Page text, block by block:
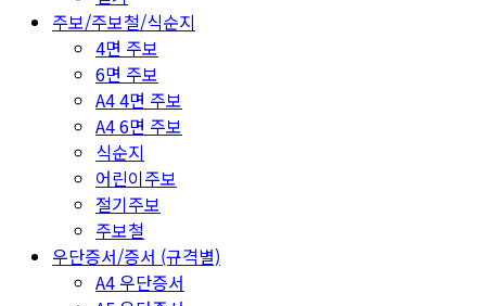
주보/주보철/식순지
4면 주보
6면 주보
A4 4면 주보
A4 6면 주보
식순지
어린이주보
절기주보
주보철
우단증서/증서 (규격별)
A4 우단증서